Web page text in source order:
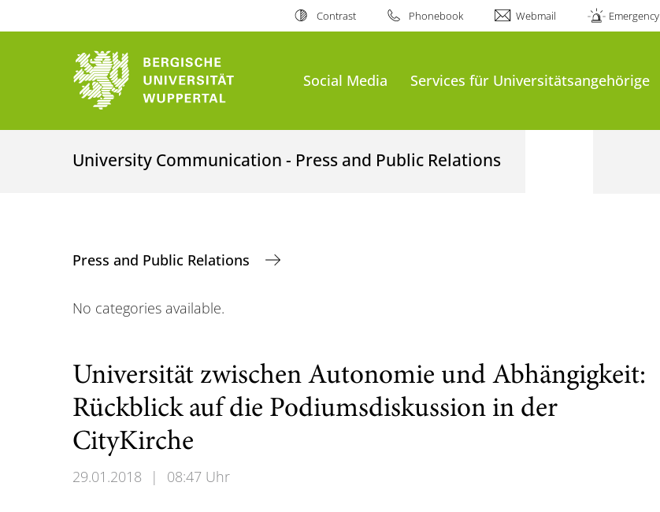
Contrast Phonebook Webmail Emergency
Social Media Services für Universitätsangehörige
University Communication - Press and Public Relations
Press and Public Relations
No categories available.
Universität zwischen Autonomie und Abhängigkeit:
Rückblick auf die Podiumsdiskussion in der
CityKirche
29.01.2018 | 08:47 Uhr